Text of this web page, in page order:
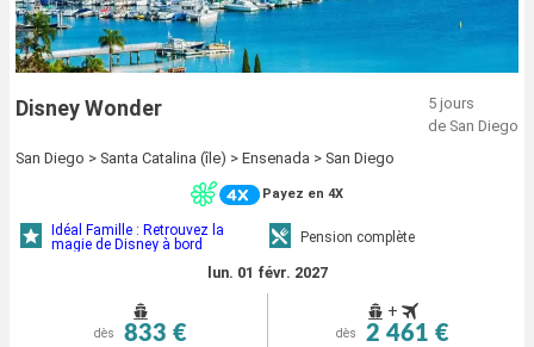
Disney Wonder
5 jours
de San Diego
San Diego > Santa Catalina (île) > Ensenada > San Diego
Payez en 4X
Idéal Famille : Retrouvez la
magie de Disney à bord
Pension complète
lun. 01 févr. 2027
dès 833 €
+
dès 2 461 €